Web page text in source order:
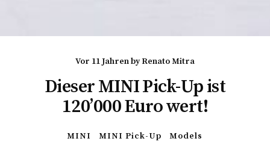
vor 11 JahrenbyRenato Mitra
Dieser MINI Pick-Up ist
120’000 Euro wert!
MINI MINI Pick-Up Models